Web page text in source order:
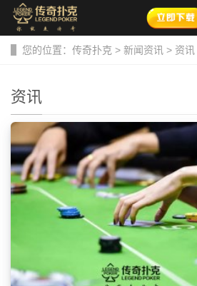
您的位置： 传奇扑克 > 新闻资讯 > 资讯
资讯